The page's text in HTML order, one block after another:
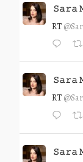
𝚂𝚊𝚛𝚊
RT
𝚂𝚊𝚛𝚊
RT
𝚂𝚊𝚛𝚊